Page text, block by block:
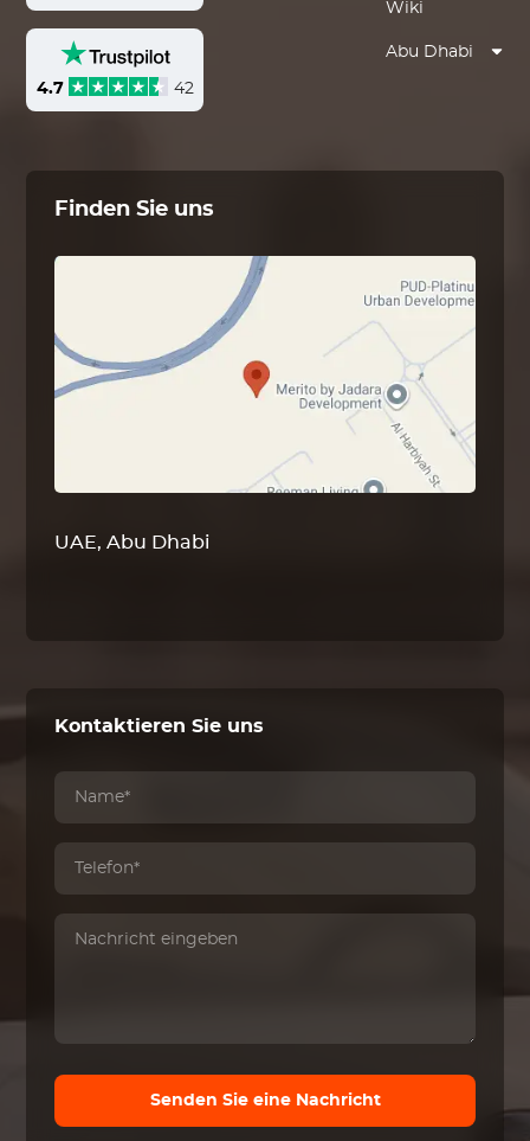
4.7 42
Wiki
Abu Dhabi
Finden Sie uns
UAE, Abu Dhabi
Kontaktieren Sie uns
Senden Sie eine Nachricht